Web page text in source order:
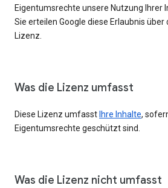
Eigentumsrechte unsere Nutzung Ihrer
Sie erteilen Google diese Erlaubnis
Lizenz.
Was die Lizenz umfasst
Diese Lizenz umfasst Ihre Inhalte,
Eigentumsrechte geschützt sind.
Was die Lizenz nicht umfasst